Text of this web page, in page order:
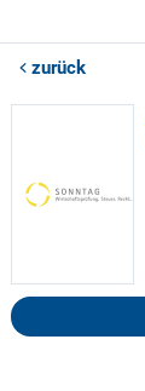
zurück